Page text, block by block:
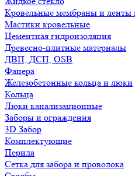
Кровельные мембраны и ленты
Мастики кровельные
Цементная гидроизоляция
Древесно-плитные материалы
ДВП, ДСП, OSB
Фанера
Железобетонные кольца и люки
Кольца
Люки канализационные
Заборы и ограждения
3D Забор
Комплектующие
Перила
Сетка для забора и проволока